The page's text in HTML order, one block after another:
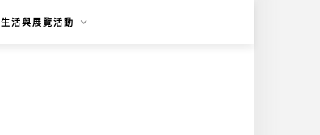
生活與展覽活動